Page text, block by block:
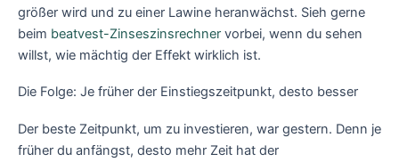
größer wird und zu einer Lawine heranwächst. Sieh gerne
beim beatvest-Zinseszinsrechner vorbei, wenn du sehen
willst, wie mächtig der Effekt wirklich ist.
‍Die Folge: Je früher der Einstiegszeitpunkt, desto besser
Der beste Zeitpunkt, um zu investieren, war gestern. Denn je
früher du anfängst, desto mehr Zeit hat der